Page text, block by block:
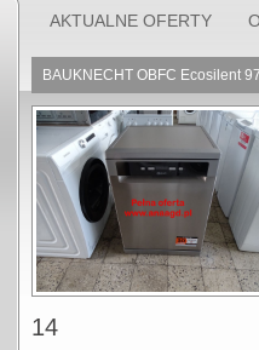
AKTUALNE OFERTY
BAUKNECHT OBFC Ecosilent
14